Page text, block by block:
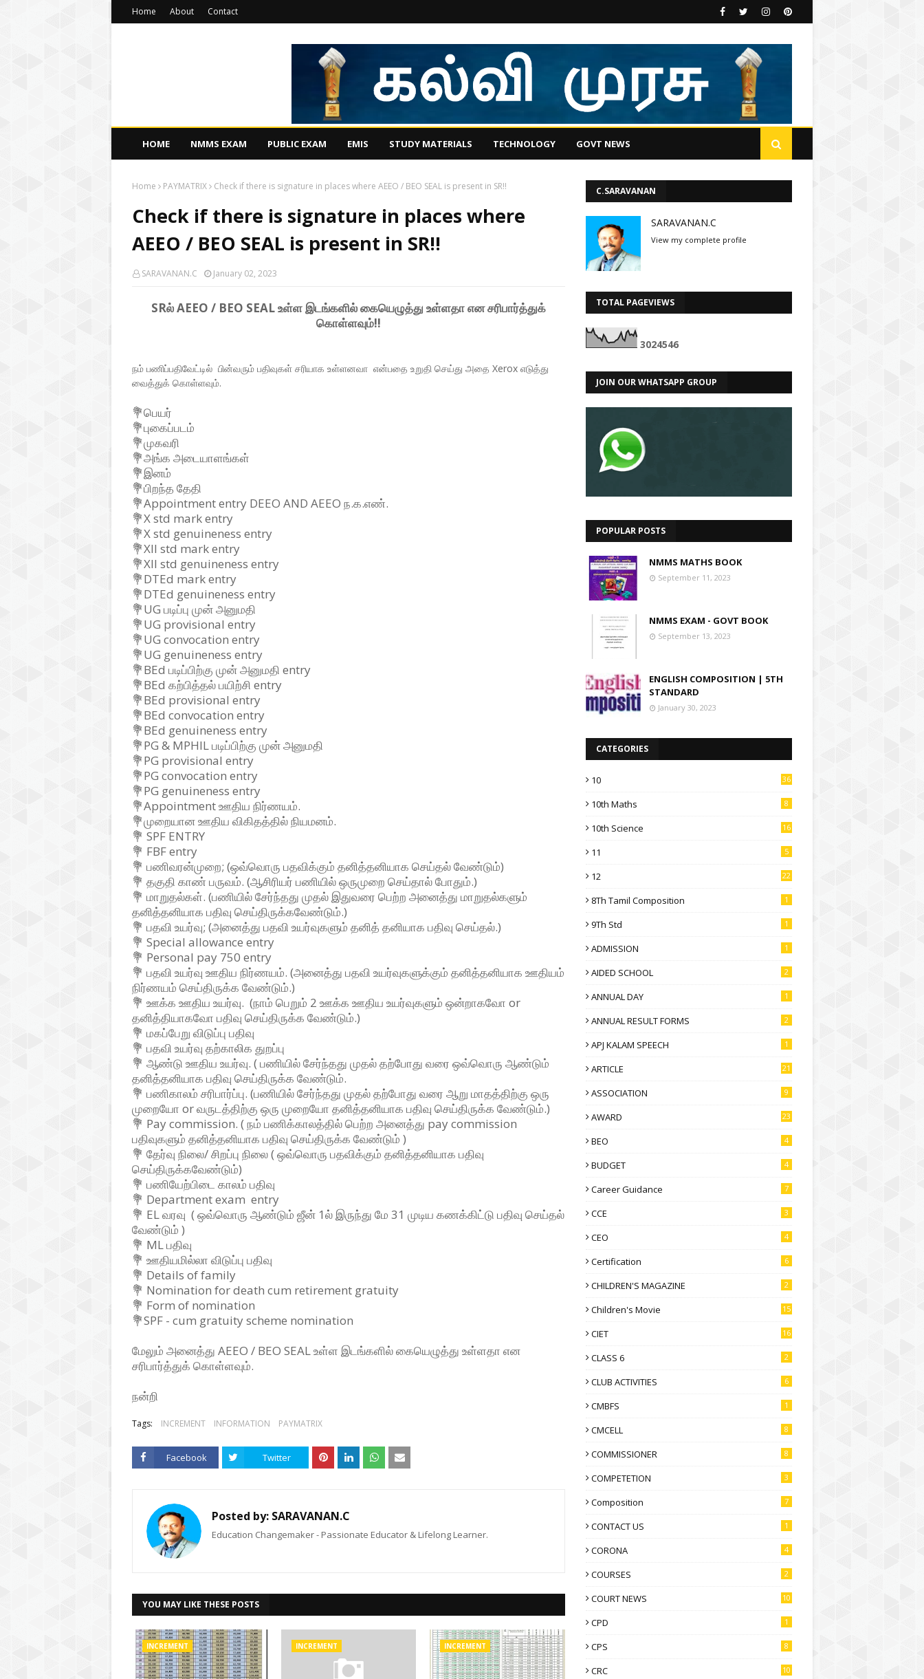
Home About Contact
HOME NMMS EXAM PUBLIC EXAM EMIS STUDY MATERIALS TECHNOLOGY GOVT NEWS
Home PAYMATRIX Check if there is signature in places where AEEO / BEO SEAL is present in SR!!
Check if there is signature in places where
AEEO / BEO SEAL is present in SR!!
SARAVANAN.C January 02, 2023
SRல் AEEO / BEO SEAL உள்ள இடங்களில் கையெழுத்து உள்ளதா என சரிபார்த்துக்
கொள்ளவும்!!
நம் பணிப்பதிவேட்டில் பின்வரும் பதிவுகள் சரியாக உள்ளனவா என்பதை உறுதி செய்து அதை Xerox எடுத்து
வைத்துக் கொள்ளவும்.
💐பெயர்
💐புகைப்படம்
💐முகவரி
💐அங்க அடையாளங்கள்
💐இனம்
💐பிறந்த தேதி
💐Appointment entry DEEO AND AEEO ந.க.எண்.
💐X std mark entry
💐X std genuineness entry
💐XII std mark entry
💐XII std genuineness entry
💐DTEd mark entry
💐DTEd genuineness entry
💐UG படிப்பு முன் அனுமதி
💐UG provisional entry
💐UG convocation entry
💐UG genuineness entry
💐BEd படிப்பிற்கு முன் அனுமதி entry
💐BEd கற்பித்தல் பயிற்சி entry
💐BEd provisional entry
💐BEd convocation entry
💐BEd genuineness entry
💐PG & MPHIL படிப்பிற்கு முன் அனுமதி
💐PG provisional entry
💐PG convocation entry
💐PG genuineness entry
💐Appointment ஊதிய நிர்ணயம்.
💐முறையான ஊதிய விகிதத்தில் நியமனம்.
💐 SPF ENTRY
💐 FBF entry
💐 பணிவரன்முறை; (ஒவ்வொரு பதவிக்கும் தனித்தனியாக செய்தல் வேண்டும்)
💐 தகுதி காண் பருவம். (ஆசிரியர் பணியில் ஒருமுறை செய்தால் போதும்.)
💐 மாறுதல்கள். (பணியில் சேர்ந்தது முதல் இதுவரை பெற்ற அனைத்து மாறுதல்களும்
தனித்தனியாக பதிவு செய்திருக்கவேண்டும்.)
💐 பதவி உயர்வு; (அனைத்து பதவி உயர்வுகளும் தனித் தனியாக பதிவு செய்தல்.)
💐 Special allowance entry
💐 Personal pay 750 entry
💐 பதவி உயர்வு ஊதிய நிர்ணயம். (அனைத்து பதவி உயர்வுகளுக்கும் தனித்தனியாக ஊதியம்
நிர்ணயம் செய்திருக்க வேண்டும்.)
💐 ஊக்க ஊதிய உயர்வு. (நாம் பெறும் 2 ஊக்க ஊதிய உயர்வுகளும் ஒன்றாகவோ or
தனித்தியாகவோ பதிவு செய்திருக்க வேண்டும்.)
💐 மகப்பேறு விடுப்பு பதிவு
💐 பதவி உயர்வு தற்காலிக துறப்பு
💐 ஆண்டு ஊதிய உயர்வு. ( பணியில் சேர்ந்தது முதல் தற்போது வரை ஒவ்வொரு ஆண்டும்
தனித்தனியாக பதிவு செய்திருக்க வேண்டும்.
💐 பணிகாலம் சரிபார்ப்பு. (பணியில் சேர்ந்தது முதல் தற்போது வரை ஆறு மாதத்திற்கு ஒரு
முறையோ or வருடத்திற்கு ஒரு முறையோ தனித்தனியாக பதிவு செய்திருக்க வேண்டும்.)
💐 Pay commission. ( நம் பணிக்காலத்தில் பெற்ற அனைத்து pay commission
பதிவுகளும் தனித்தனியாக பதிவு செய்திருக்க வேண்டும் )
💐 தேர்வு நிலை/ சிறப்பு நிலை ( ஒவ்வொரு பதவிக்கும் தனித்தனியாக பதிவு
செய்திருக்கவேண்டும்)
💐 பணியேற்பிடை காலம் பதிவு
💐 Department exam entry
💐 EL வரவு ( ஒவ்வொரு ஆண்டும் ஜீன் 1ல் இருந்து மே 31 முடிய கணக்கிட்டு பதிவு செய்தல்
வேண்டும் )
💐 ML பதிவு
💐 ஊதியமில்லா விடுப்பு பதிவு
💐 Details of family
💐 Nomination for death cum retirement gratuity
💐 Form of nomination
💐SPF - cum gratuity scheme nomination
மேலும் அனைத்து AEEO / BEO SEAL உள்ள இடங்களில் கையெழுத்து உள்ளதா என
சரிபார்த்துக் கொள்ளவும்.
நன்றி
Tags: INCREMENT INFORMATION PAYMATRIX
Facebook Twitter
Posted by: SARAVANAN.C
Education Changemaker - Passionate Educator & Lifelong Learner.
YOU MAY LIKE THESE POSTS
INCREMENT INCREMENT INCREMENT
C.SARAVANAN
SARAVANAN.C
View my complete profile
TOTAL PAGEVIEWS
3024546
JOIN OUR WHATSAPP GROUP
POPULAR POSTS
NMMS MATHS BOOK
September 11, 2023
NMMS EXAM - GOVT BOOK
September 13, 2023
ENGLISH COMPOSITION | 5TH
STANDARD
January 30, 2023
CATEGORIES
10 36
10th Maths 8
10th Science 16
11 5
12 22
8Th Tamil Composition 1
9Th Std 1
ADMISSION 1
AIDED SCHOOL 2
ANNUAL DAY 1
ANNUAL RESULT FORMS 2
APJ KALAM SPEECH 1
ARTICLE 21
ASSOCIATION 9
AWARD 23
BEO 4
BUDGET 4
Career Guidance 7
CCE 3
CEO 4
Certification 6
CHILDREN'S MAGAZINE 2
Children's Movie 15
CIET 16
CLASS 6 2
CLUB ACTIVITIES 6
CMBFS 1
CMCELL 8
COMMISSIONER 8
COMPETETION 3
Composition 7
CONTACT US 1
CORONA 4
COURSES 2
COURT NEWS 10
CPD 1
CPS 8
CRC 10